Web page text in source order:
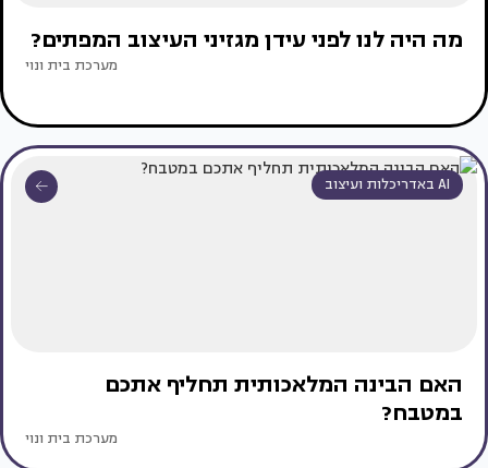
מה היה לנו לפני עידן מגזיני העיצוב המפתים?
מערכת בית ונוי
AI באדריכלות ועיצוב
האם הבינה המלאכותית תחליף אתכם
במטבח?
מערכת בית ונוי